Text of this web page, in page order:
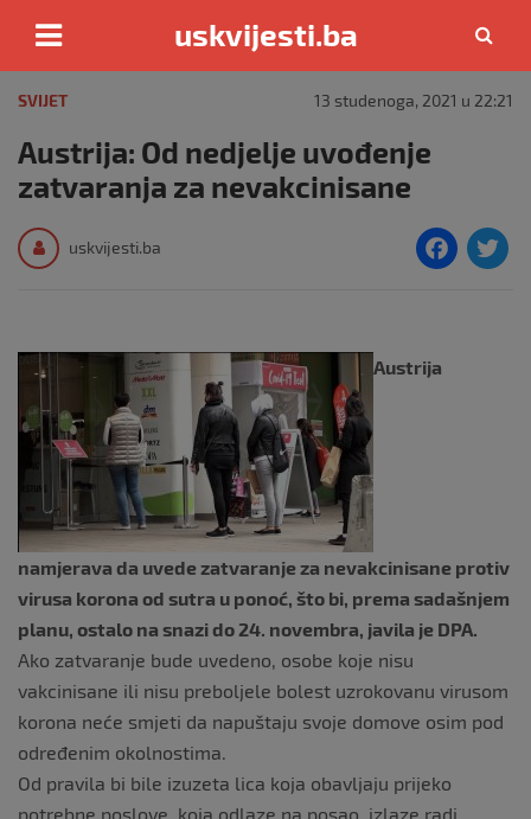
content
uskvijesti.ba
SVIJET 13 studenoga, 2021 u 22:21
Austrija: Od nedjelje uvođenje
zatvaranja za nevakcinisane
uskvijesti.ba
F
Austrija
namjerava da uvede zatvaranje za nevakcinisane protiv
virusa korona od sutra u ponoć, što bi, prema sadašnjem
planu, ostalo na snazi do 24. novembra, javila je DPA.
Ako zatvaranje bude uvedeno, osobe koje nisu
vakcinisane ili nisu preboljele bolest uzrokovanu virusom
korona neće smjeti da napuštaju svoje domove osim pod
određenim okolnostima.
Od pravila bi bile izuzeta lica koja obavljaju prijeko
potrebne poslove, koja odlaze na posao, izlaze radi